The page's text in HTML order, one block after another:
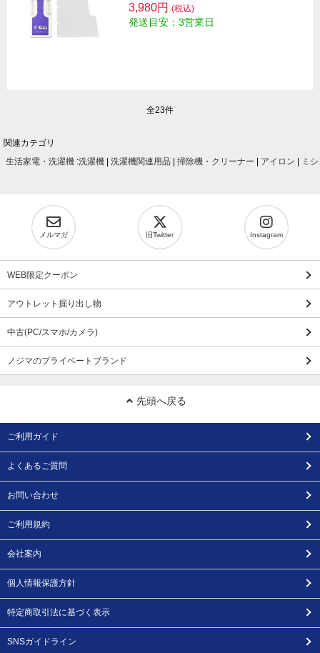
3,980円 (税込)
発送目安：3営業日
全23件
関連カテゴリ
生活家電・洗濯機 :洗濯機 | 洗濯機関連用品 | 掃除機・クリーナー | アイロン | ミ
メルマガ 旧Twitter Instagram
WEB限定クーポン
アウトレット掘り出し物
中古(PC/スマホ/カメラ)
ノジマのプライベートブランド
先頭へ戻る
ご利用ガイド
よくあるご質問
お問い合わせ
ご利用規約
会社案内
個人情報保護方針
特定商取引法に基づく表示
SNSガイドライン